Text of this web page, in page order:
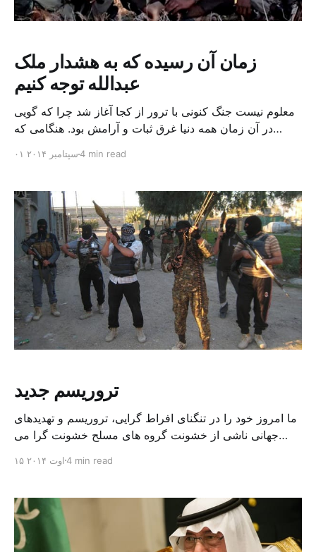
زمان آن رسیده که به هشدار ملک
عبدالله توجه کنیم
معلوم نیست جنگ کنونی با ترور از کجا آغاز شد چرا که گویی
در آن زمان همه دنیا غرق ثبات و آرامش بود. هنگامی که
طبل جنگ داعش و نزدیکی آن به مرزهای اروپا، از رویایی
۰۱ سپتامبر ۲۰۱۴4 min read
تروریسم جدید
ما امروز خود را در تنگنای افراط گرایی، تروریسم و تهدیدهای
جهانی ناشی از خشونت گروه های مسلح خشونت گرا می
تخریب کننده، تلاش می کنند بافت کشورها را از بین ببرد؛ این
۱۵ اوت ۲۰۱۴4 min read